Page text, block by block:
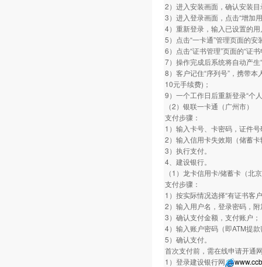
2）进入安装画面，确认安装目
3）进入登录画面，点击“增加
4）重新登录，输入已设置的
5）点击“一卡通”管理页面的安
6）点击“证书管理”页面的“证
7）操作完成后系统将自动产生
8）客户记住“序列号”，携带
10元手续费)；
9）一个工作日后重新登录“个
（2）银联一卡通（广州市）
支付步骤：
1）输入卡号、卡密码，证件
2）输入信用卡失效期（储蓄
3）执行支付。
4、建设银行。
（1）龙卡信用卡/储蓄卡（北
支付步骤：
1）按实际情况选择“有证书客
2）输入用户名，登录密码，
3）确认支付金额，支付账户；
4）输入账户密码（即ATM提
5）确认支付。
首次支付前，需在线申请开通
1）登录建设银行网